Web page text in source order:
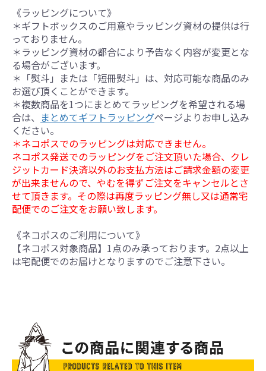
《ラッピングについて》
＊ギフトボックスのご用意やラッピング資材の提供は行
っておりません。
＊ラッピング資材の都合により予告なく内容が変更とな
る場合がございます。
＊「熨斗」または「短冊熨斗」は、対応可能な商品のみ
お選び頂くことができます。
＊複数商品を1つにまとめてラッピングを希望される場
合は、 まとめてギフトラッピングページよりお申し込み
ください。
＊ネコポスでのラッピングは対応できません。
ネコポス発送でのラッピングをご注文頂いた場合、クレ
ジットカード決済以外のお支払方法はご請求金額の変更
が出来ませんので、やむを得ずご注文をキャンセルとさ
せて頂きます。その際は再度ラッピング無し又は通常宅
配便でのご注文をお願い致します。
《ネコポスのご利用について》
【ネコポス対象商品】1点のみ承っております。2点以上
は宅配便でのお届けとなりますのでご注意下さい。